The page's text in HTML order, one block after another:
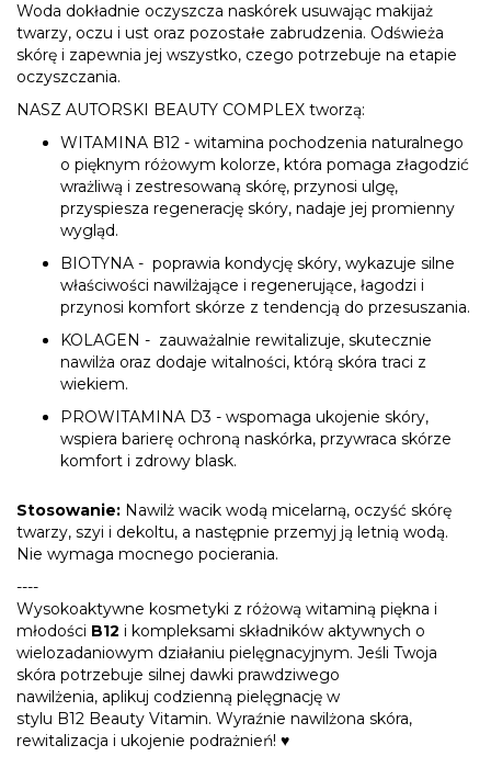
Woda dokładnie oczyszcza naskórek usuwając makijaż
twarzy, oczu i ust oraz pozostałe zabrudzenia. Odświeża
skórę i zapewnia jej wszystko, czego potrzebuje na etapie
oczyszczania.
NASZ AUTORSKI BEAUTY COMPLEX tworzą:
WITAMINA B12 - witamina pochodzenia naturalnego
o pięknym różowym kolorze, która pomaga złagodzić
wrażliwą i zestresowaną skórę, przynosi ulgę,
przyspiesza regenerację skóry, nadaje jej promienny
wygląd.
BIOTYNA - poprawia kondycję skóry, wykazuje silne
właściwości nawilżające i regenerujące, łagodzi i
przynosi komfort skórze z tendencją do przesuszania.
KOLAGEN - zauważalnie rewitalizuje, skutecznie
nawilża oraz dodaje witalności, którą skóra traci z
wiekiem.
PROWITAMINA D3 - wspomaga ukojenie skóry,
wspiera barierę ochroną naskórka, przywraca skórze
komfort i zdrowy blask.
Stosowanie: Nawilż wacik wodą micelarną, oczyść skórę
twarzy, szyi i dekoltu, a następnie przemyj ją letnią wodą.
Nie wymaga mocnego pocierania.
----
Wysokoaktywne kosmetyki z różową witaminą piękna i
młodości B12 i kompleksami składników aktywnych o
wielozadaniowym działaniu pielęgnacyjnym. Jeśli Twoja
skóra potrzebuje silnej dawki prawdziwego
nawilżenia, aplikuj codzienną pielęgnację w
stylu B12 Beauty Vitamin. Wyraźnie nawilżona skóra,
rewitalizacja i ukojenie podrażnień! ♥